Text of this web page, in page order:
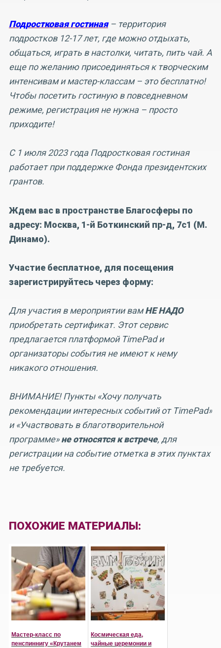
Подростковая гостиная– территория
подростков 12-17 лет, где можно отдыхать,
общаться, играть в настолки, читать, пить чай. А
еще по желанию присоединяться к творческим
интенсивам и мастер-классам – это бесплатно!
Чтобы посетить гостиную в повседневном
режиме, регистрация не нужна – просто
приходите!
С 1 июля 2023 года Подростковая гостиная
работает при поддержке Фонда президентских
грантов.
Ждем вас в пространстве Благосферы по
адресу: Москва, 1-й Боткинский пр-д, 7с1 (М.
Динамо).
Участие бесплатное, для посещения
зарегистрируйтесь через форму:
Для участия в мероприятии вамНЕ НАДО
приобретать сертификат. Этот сервис
предлагается платформой TimePad и
организаторы события не имеют к нему
никакого отношения.
ВНИМАНИЕ! Пункты «Хочу получать
рекомендации интересных событий от TimePad»
и «Участвовать в благотворительной
программе»не относятся к встрече, для
регистрации на событие отметка в этих пунктах
не требуется.
ПОХОЖИЕ МАТЕРИАЛЫ:
Мастер-класс по
пенспиннигу «Крутанем
Космическая еда,
чайные церемонии и